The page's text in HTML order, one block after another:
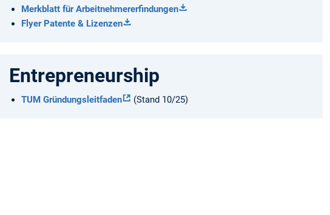
Merkblatt für Arbeitnehmererfindungen
Flyer Patente & Lizenzen
Entrepreneurship
TUM Gründungsleitfaden (Stand 10/25)